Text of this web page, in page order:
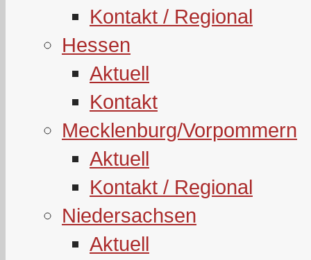
Kontakt / Regional
Hessen
Aktuell
Kontakt
Mecklenburg/Vorpommern
Aktuell
Kontakt / Regional
Niedersachsen
Aktuell